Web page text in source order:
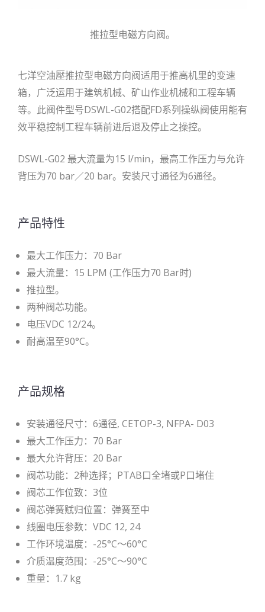
推拉型电磁方向阀。
七洋空油壓推拉型电磁方向阀适用于推高机里的变速
箱，广泛运用于建筑机械、矿山作业机械和工程车辆
等。此阀件型号DSWL-G02搭配FD系列操纵阀使用能有
效平稳控制工程车辆前进后退及停止之操控。
DSWL-G02 最大流量为15 l/min，最高工作压力与允许
背压为70 bar／20 bar。安装尺寸通径为6通径。
产品特性
最大工作压力：70 Bar
最大流量：15 LPM (工作压力70 Bar时)
推拉型。
两种阀芯功能。
电压VDC 12/24。
耐高温至90°C。
产品规格
安装通径尺寸：6通径, CETOP-3, NFPA- D03
最大工作压力：70 Bar
最大允许背压：20 Bar
阀芯功能：2种选择；PTAB口全堵或P口堵住
阀芯工作位致：3位
阀芯弹簧赋归位置：弹簧至中
线圈电压参数：VDC 12, 24
工作环境温度：-25°C～60°C
介质温度范围：-25°C～90°C
重量：1.7 kg